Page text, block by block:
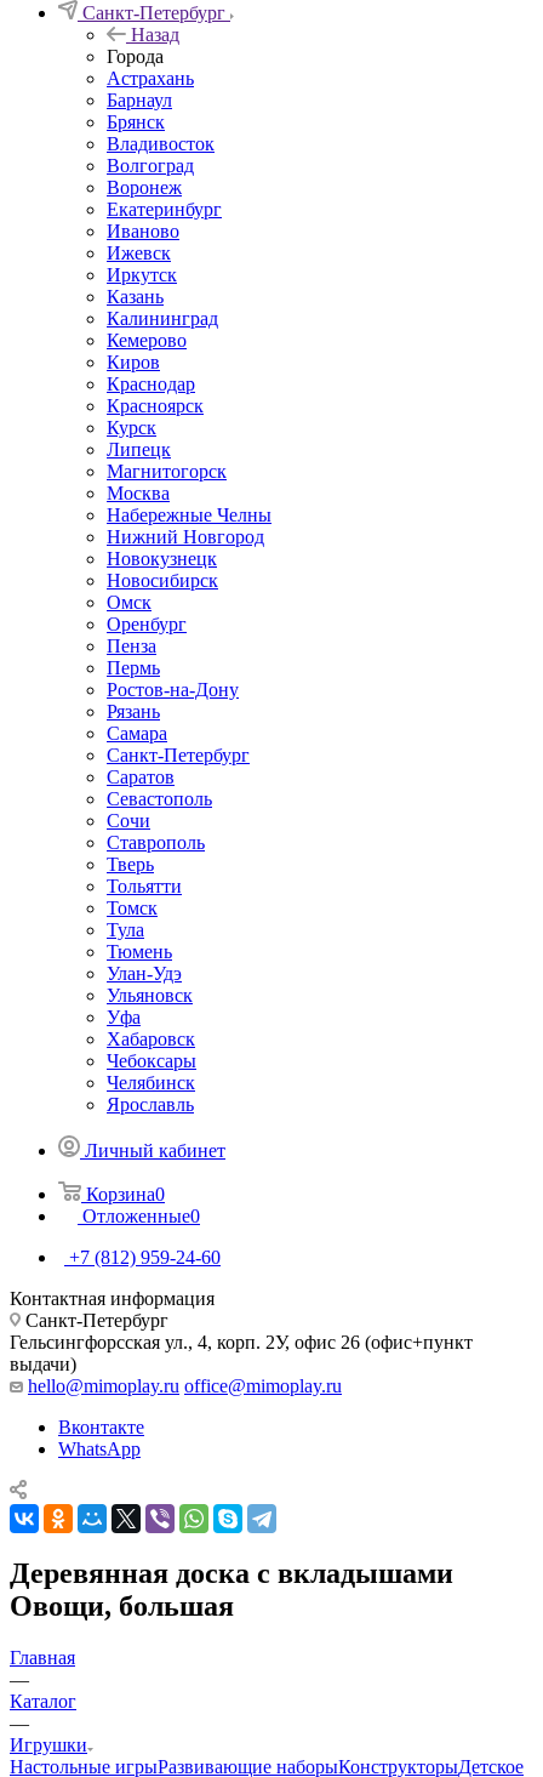
Санкт-Петербург
Назад
Города
Астрахань
Барнаул
Брянск
Владивосток
Волгоград
Воронеж
Екатеринбург
Иваново
Ижевск
Иркутск
Казань
Калининград
Кемерово
Киров
Краснодар
Красноярск
Курск
Липецк
Магнитогорск
Москва
Набережные Челны
Нижний Новгород
Новокузнецк
Новосибирск
Омск
Оренбург
Пенза
Пермь
Ростов-на-Дону
Рязань
Самара
Санкт-Петербург
Саратов
Севастополь
Сочи
Ставрополь
Тверь
Тольятти
Томск
Тула
Тюмень
Улан-Удэ
Ульяновск
Уфа
Хабаровск
Чебоксары
Челябинск
Ярославль
Личный кабинет
Корзина0
Отложенные0
+7 (812) 959-24-60
Контактная информация
Санкт-Петербург
Гельсингфорсская ул., 4, корп. 2У, офис 26 (офис+пункт
выдачи)
hello@mimoplay.ru office@mimoplay.ru
Вконтакте
WhatsApp
Деревянная доска с вкладышами
Овощи, большая
Главная
—
Каталог
—
Игрушки
Настольные игрыРазвивающие наборыКонструкторыДетское